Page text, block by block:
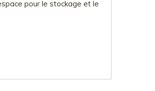
pour le stockage et le